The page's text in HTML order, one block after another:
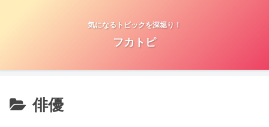
気になるトピックを深堀り！
フカトピ
俳優